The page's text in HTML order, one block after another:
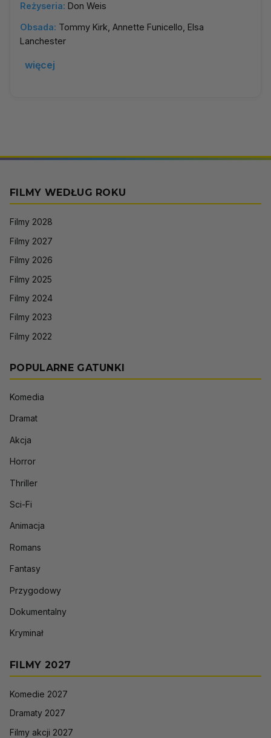
Reżyseria: Don Weis
Obsada: Tommy Kirk, Annette Funicello, Elsa
Lanchester
więcej
FILMY WEDŁUG ROKU
Filmy 2028
Filmy 2027
Filmy 2026
Filmy 2025
Filmy 2024
Filmy 2023
Filmy 2022
POPULARNE GATUNKI
Komedia
Dramat
Akcja
Horror
Thriller
Sci-Fi
Animacja
Romans
Fantasy
Przygodowy
Dokumentalny
Kryminał
FILMY 2027
Komedie 2027
Dramaty 2027
Filmy akcji 2027